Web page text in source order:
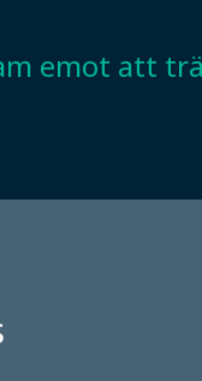
emot att